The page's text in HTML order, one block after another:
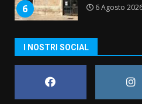
6 6 Agosto
Grazia
cittadina di
6 Agosto 2026
I NOSTRI SOCIAL